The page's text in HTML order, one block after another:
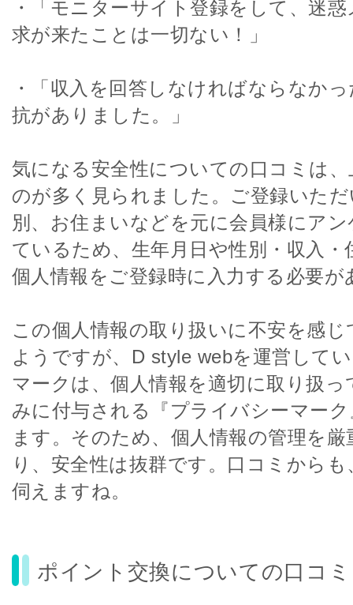
・「モニターサイト登録をして、迷
求が来たことは一切ない！」
・「収入を回答しなければならなか
抗がありました。」
気になる安全性についての口コミは
のが多く見られました。ご登録いた
別、お住まいなどを元に会員様にア
ているため、生年月日や性別・収入・
個人情報をご登録時に入力する必要が
この個人情報の取り扱いに不安を感
ようですが、D style webを運営して
マークは、個人情報を適切に取り扱
みに付与される『プライバシーマー
ます。そのため、個人情報の管理を
り、安全性は抜群です。口コミから
伺えますね。
ポイント交換についての口コミ